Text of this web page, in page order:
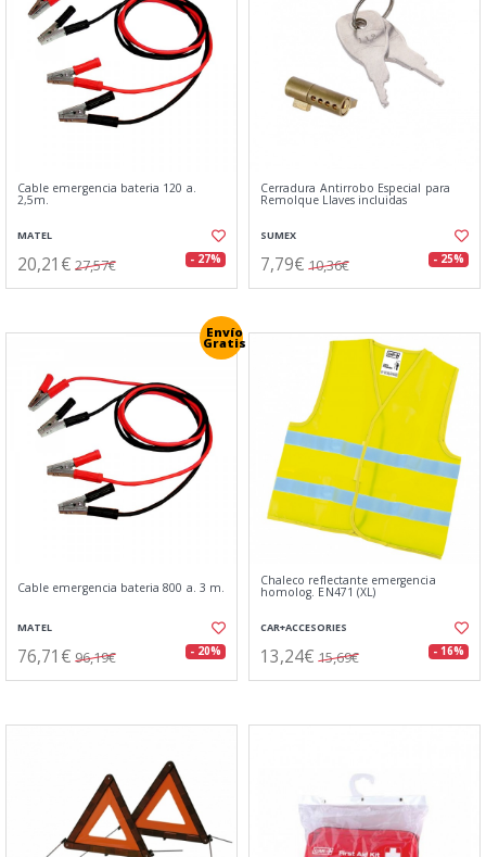
Cable emergencia bateria 120 a.
2,5m.
MATEL
20,21€ 27,57€ - 27%
Cerradura Antirrobo Especial para
Remolque Llaves incluidas
SUMEX
7,79€ 10,36€ - 25%
Envío
Gratis
Cable emergencia bateria 800 a. 3 m.
MATEL
76,71€ 96,19€ - 20%
Chaleco reflectante emergencia
homolog. EN471 (XL)
CAR+ACCESORIES
13,24€ 15,69€ - 16%